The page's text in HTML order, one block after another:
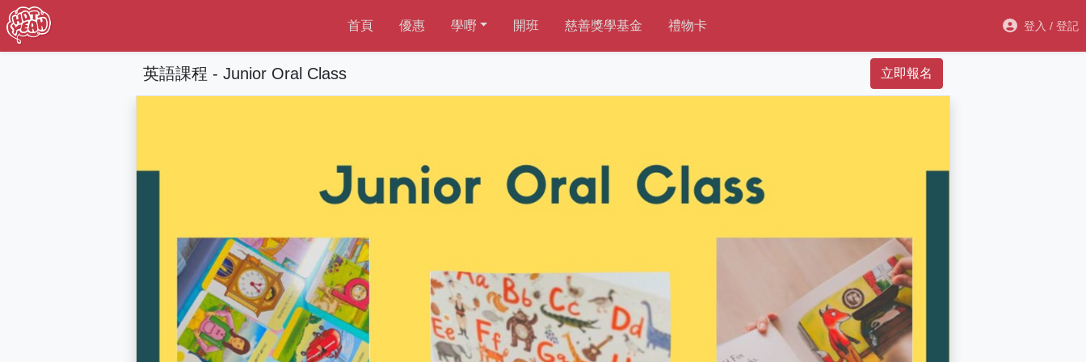
首頁 優惠 學嘢 開班 慈善獎學基金 禮物卡 登入 / 登記
英語課程 - Junior Oral Class 立即報名